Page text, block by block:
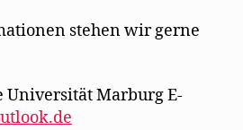
stehen wir gerne
Universität Marburg E-